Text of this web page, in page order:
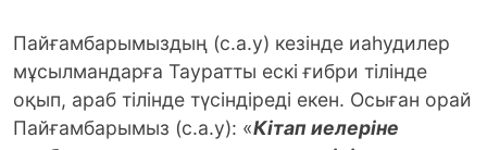
Пайғамбарымыздың (с.а.у) кезінде иаһудилер
мұсылмандарға Тауратты ескі ғибри тілінде
оқып, араб тілінде түсіндіреді екен. Осыған орай
Пайғамбарымыз (с.а.у): «Кітап иелеріне